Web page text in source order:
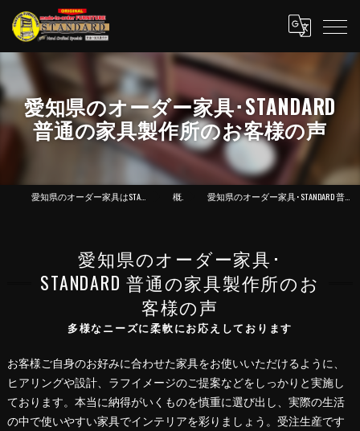
愛知県のオーダー家具･STANDARD
普通の家具製作所のお客様の声
愛知県のオーダー家具はSTANDARD 普通の家具製作所 概念 愛知県のオーダー家具･STANDARD 普通の家具製作所のお客様の声
多様なニーズに柔軟にお応えしております
愛知県のオーダー家具･
STANDARD 普通の家具製作所のお
客様の声
お客様ご自身のお好みに合わせた家具をお使いいただけるように、
ヒアリングや設計、ラフイメージのご提案などをしっかりと実施し
ております。本当に納得がいくものを慎重に選び出し、実際の生活
の中で使いやすい家具でインテリアを彩りましょう。受注生産です